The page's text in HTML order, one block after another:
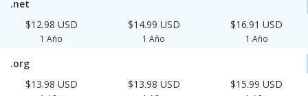
.net
$12.98 USD
1 Año
$14.99 USD
1 Año
$16.91 USD
1 Año
.org
$13.98 USD
$13.98 USD $15.99 USD